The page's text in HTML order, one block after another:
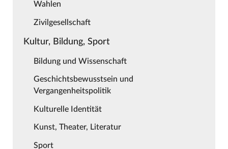
Wahlen
Zivilgesellschaft
Kultur, Bildung, Sport
Bildung und Wissenschaft
Geschichtsbewusstsein und
Vergangenheitspolitik
Kulturelle Identität
Kunst, Theater, Literatur
Sport